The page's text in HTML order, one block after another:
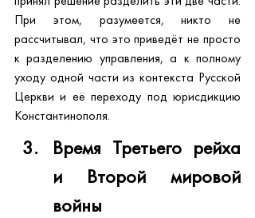
При этом, разумеется, никто не
рассчитывал, что это приведёт не просто
к разделению управления, а к полному
уходу одной части из контекста Русской
Церкви и её переходу под юрисдикцию
Константинополя.
Время Третьего рейха
и Второй мировой
войны